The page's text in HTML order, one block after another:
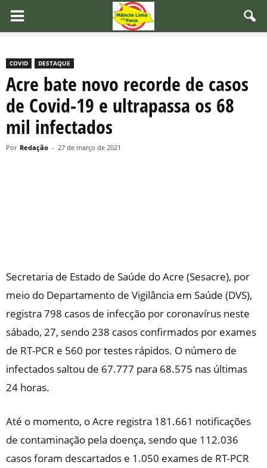
COVID DESTAQUE
Acre bate novo recorde de casos
de Covid-19 e ultrapassa os 68
mil infectados
Por Redação - 27 de março de 2021
Secretaria de Estado de Saúde do Acre (Sesacre), por
meio do Departamento de Vigilância em Saúde (DVS),
registra 798 casos de infecção por coronavírus neste
sábado, 27, sendo 238 casos confirmados por exames
de RT-PCR e 560 por testes rápidos. O número de
infectados saltou de 67.777 para 68.575 nas últimas
24 horas.
Até o momento, o Acre registra 181.661 notificações
de contaminação pela doença, sendo que 112.036
casos foram descartados e 1.050 exames de RT-PCR